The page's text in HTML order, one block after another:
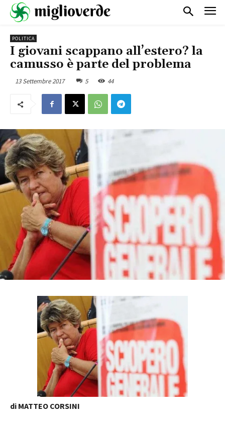
POLITICA
I giovani scappano all’estero? la
camusso è parte del problema
13 Settembre 2017 5 44
di MATTEO CORSINI